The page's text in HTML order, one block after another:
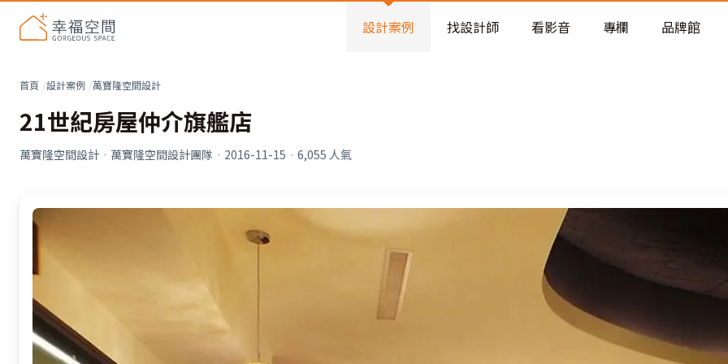
看不見的居家風險和翻新關鍵
老屋預算分配與高 CP 值煥新術
設計案例 找設計師 看影音 專欄 品牌館
首頁 設計案例 萬寶隆空間設計
21世紀房屋仲介旗艦店
萬寶隆空間設計 · 萬寶隆空間設計團隊 · 2016-11-15 · 6,055 人氣